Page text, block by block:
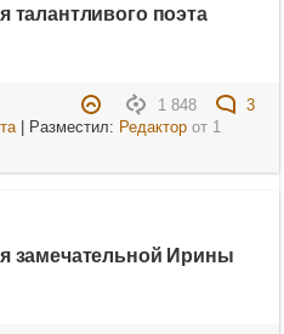
талантливого поэта
1 848
3
| Разместил: Редакторот 1
замечательной Ирины